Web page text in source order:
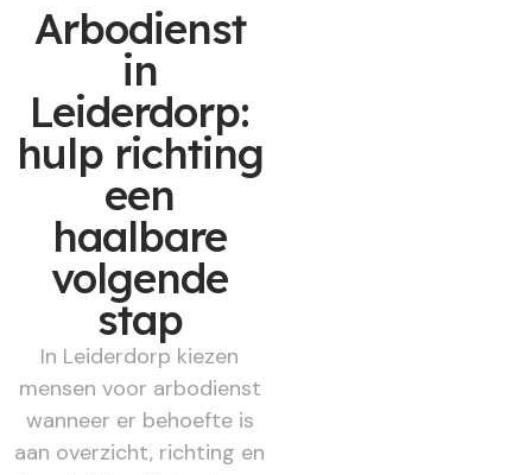
Arbodienst
in
Leiderdorp:
hulp richting
een
haalbare
volgende
stap
In Leiderdorp kiezen
mensen voor arbodienst
wanneer er behoefte is
aan overzicht, richting en